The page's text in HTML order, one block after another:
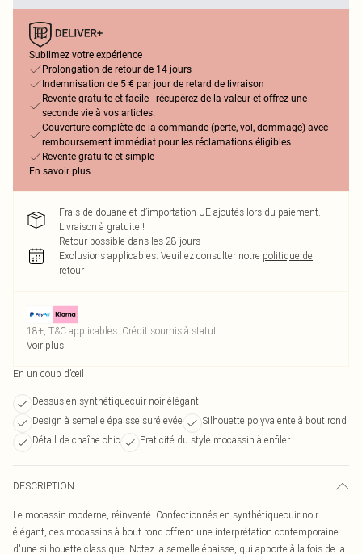
Sublimez votre expérience
Prolongation de retour de 14 jours
Indemnisation de 5 € par jour de retard de livraison
Revente gratuite et facile - récupérez de la valeur et offrez une
seconde vie à vos articles.
Couverture complète de la commande (perte, vol, dommage) avec
remboursement immédiat pour les réclamations éligibles
Revente gratuite et simple
En savoir plus
Frais de douane et d’importation UE ajoutés lors du paiement.
Livraison à gratuite !
Retour possible dans les 28 jours
Exclusions applicables. Veuillez consulter notre politique de
retour
18+, T&C applicables. Crédit soumis à statut
Voir plus
En un coup d’œil
Dessus en synthétiquecuir noir élégant
Design à semelle épaisse surélevée
Silhouette polyvalente à bout rond
Détail de chaîne chic
Praticité du style mocassin à enfiler
DESCRIPTION
Le mocassin moderne, réinventé. Confectionnés en synthétiquecuir noir
élégant, ces mocassins à bout rond offrent une interprétation contemporaine
d'une silhouette classique. Notez la semelle épaisse, qui apporte à la fois de la